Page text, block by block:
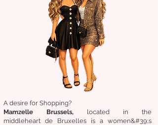
A desire for Shopping?
Mamzelle Brussels, located in the
middleheart de Bruxelles is a women&#39;s